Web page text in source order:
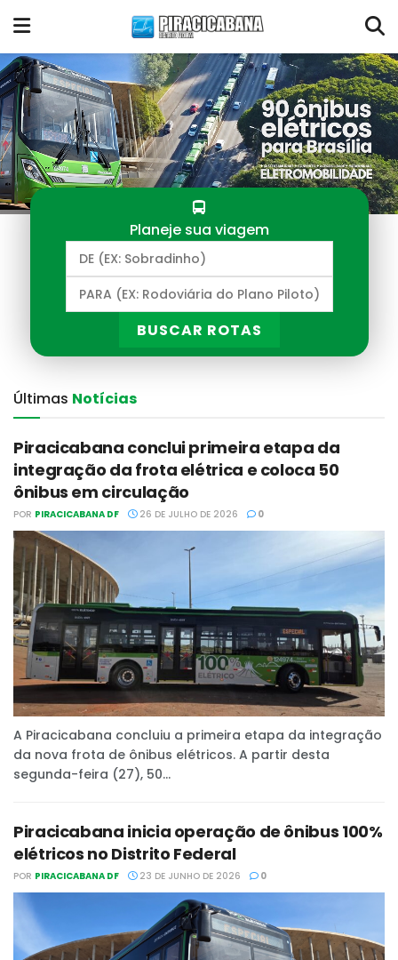
Planeje sua viagem
BUSCAR ROTAS
Últimas‎ Notícias
Piracicabana conclui primeira etapa da
integração da frota elétrica e coloca 50
ônibus em circulação
POR PIRACICABANA DF 26 DE JULHO DE 2026 0
A Piracicabana concluiu a primeira etapa da integração
da nova frota de ônibus elétricos. A partir desta
segunda-feira (27), 50...
Piracicabana inicia operação de ônibus 100%
elétricos no Distrito Federal
POR PIRACICABANA DF 23 DE JUNHO DE 2026 0